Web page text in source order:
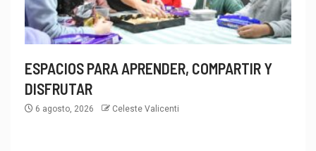
ESPACIOS PARA APRENDER, COMPARTIR Y
DISFRUTAR
6 agosto, 2026 Celeste Valicenti